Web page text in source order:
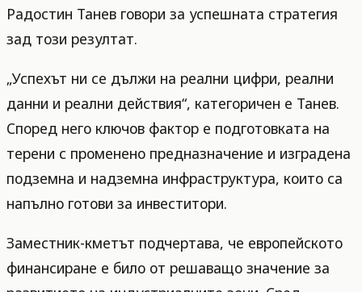
Радостин Танев говори за успешната стратегия
зад този резултат.
„Успехът ни се дължи на реални цифри, реални
данни и реални действия“, категоричен е Танев.
Според него ключов фактор е подготовката на
терени с променено предназначение и изградена
подземна и надземна инфраструктура, които са
напълно готови за инвеститори.
Заместник-кметът подчертава, че европейското
финансиране е било от решаващо значение за